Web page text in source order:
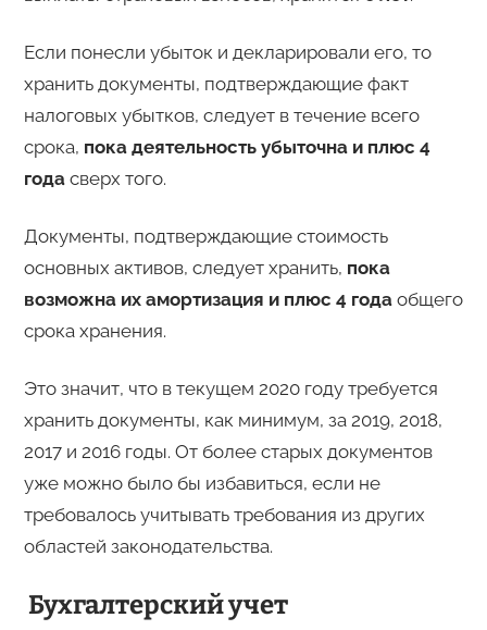
Если понесли убыток и декларировали его, то
хранить документы, подтверждающие факт
налоговых убытков, следует в течение всего
срока, пока деятельность убыточна и плюс 4
годасверх того.
Документы, подтверждающие стоимость
основных активов, следует хранить, пока
возможна их амортизация и плюс 4 годаобщего
срока хранения.
Это значит, что в текущем 2020 году требуется
хранить документы, как минимум, за 2019, 2018,
2017 и 2016 годы. От более старых документов
уже можно было бы избавиться, если не
требовалось учитывать требования из других
областей законодательства.
Бухгалтерский учет